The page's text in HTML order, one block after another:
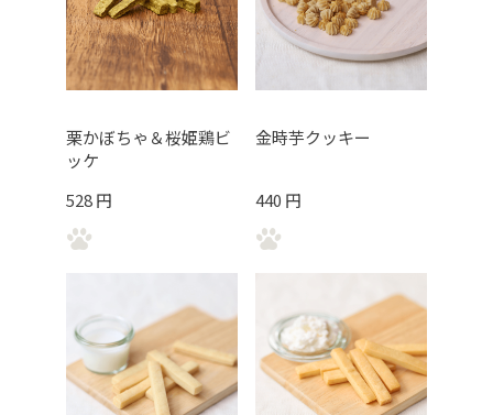
栗かぼちゃ＆桜姫鶏ビ
ッケ
528 円
金時芋クッキー
440 円